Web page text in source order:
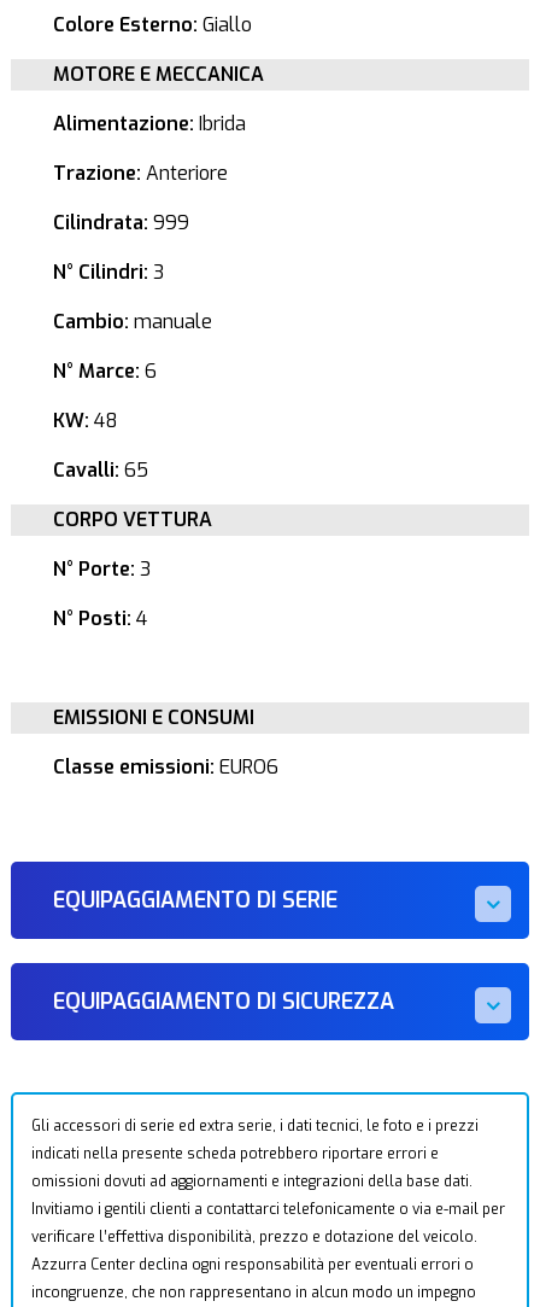
Colore Esterno: Giallo
MOTORE E MECCANICA
Alimentazione: Ibrida
Trazione: Anteriore
Cilindrata: 999
N° Cilindri: 3
Cambio: manuale
N° Marce: 6
KW: 48
Cavalli: 65
CORPO VETTURA
N° Porte: 3
N° Posti: 4
EMISSIONI E CONSUMI
Classe emissioni: EURO6
EQUIPAGGIAMENTO DI SERIE
EQUIPAGGIAMENTO DI SICUREZZA
Gli accessori di serie ed extra serie, i dati tecnici, le foto e i prezzi
indicati nella presente scheda potrebbero riportare errori e
omissioni dovuti ad aggiornamenti e integrazioni della base dati.
Invitiamo i gentili clienti a contattarci telefonicamente o via e-mail per
verificare l’effettiva disponibilità, prezzo e dotazione del veicolo.
Azzurra Center declina ogni responsabilità per eventuali errori o
incongruenze, che non rappresentano in alcun modo un impegno